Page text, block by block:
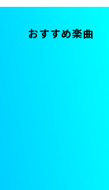
おすすめ楽曲